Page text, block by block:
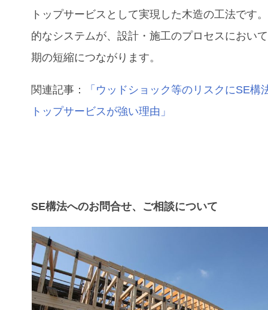
トップサービスとして実現した木造の工法です
的なシステムが、設計・施工のプロセスにおい
期の短縮につながります。
関連記事：
「ウッドショック等のリスクにSE構
トップサービスが強い理由」
SE構法へのお問合せ、ご相談について